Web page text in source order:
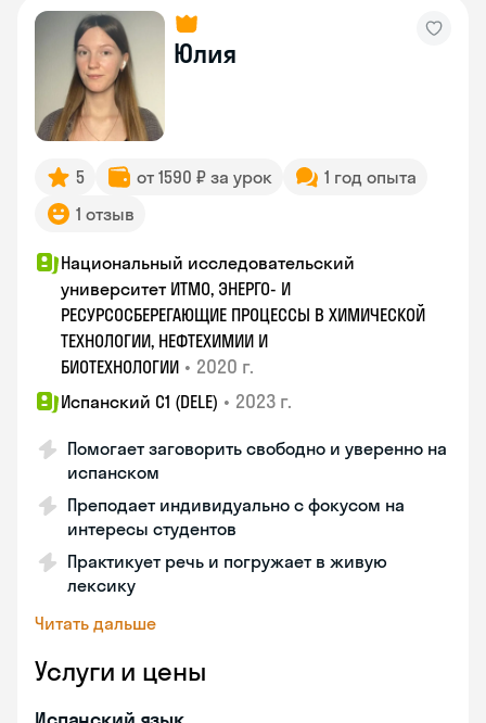
Юлия
5 от 1590 ₽ за урок
1 год опыта
1 отзыв
Национальный исследовательский
университет ИТМО, ЭНЕРГО- И
РЕСУРСОСБЕРЕГАЮЩИЕ ПРОЦЕССЫ В ХИМИЧЕСКОЙ
ТЕХНОЛОГИИ, НЕФТЕХИМИИ И
БИОТЕХНОЛОГИИ • 2020 г.
Испанский С1 (DELE) • 2023 г.
Помогает заговорить свободно и уверенно на
испанском
Преподает индивидуально с фокусом на
интересы студентов
Практикует речь и погружает в живую
лексику
Читать дальше
Услуги и цены